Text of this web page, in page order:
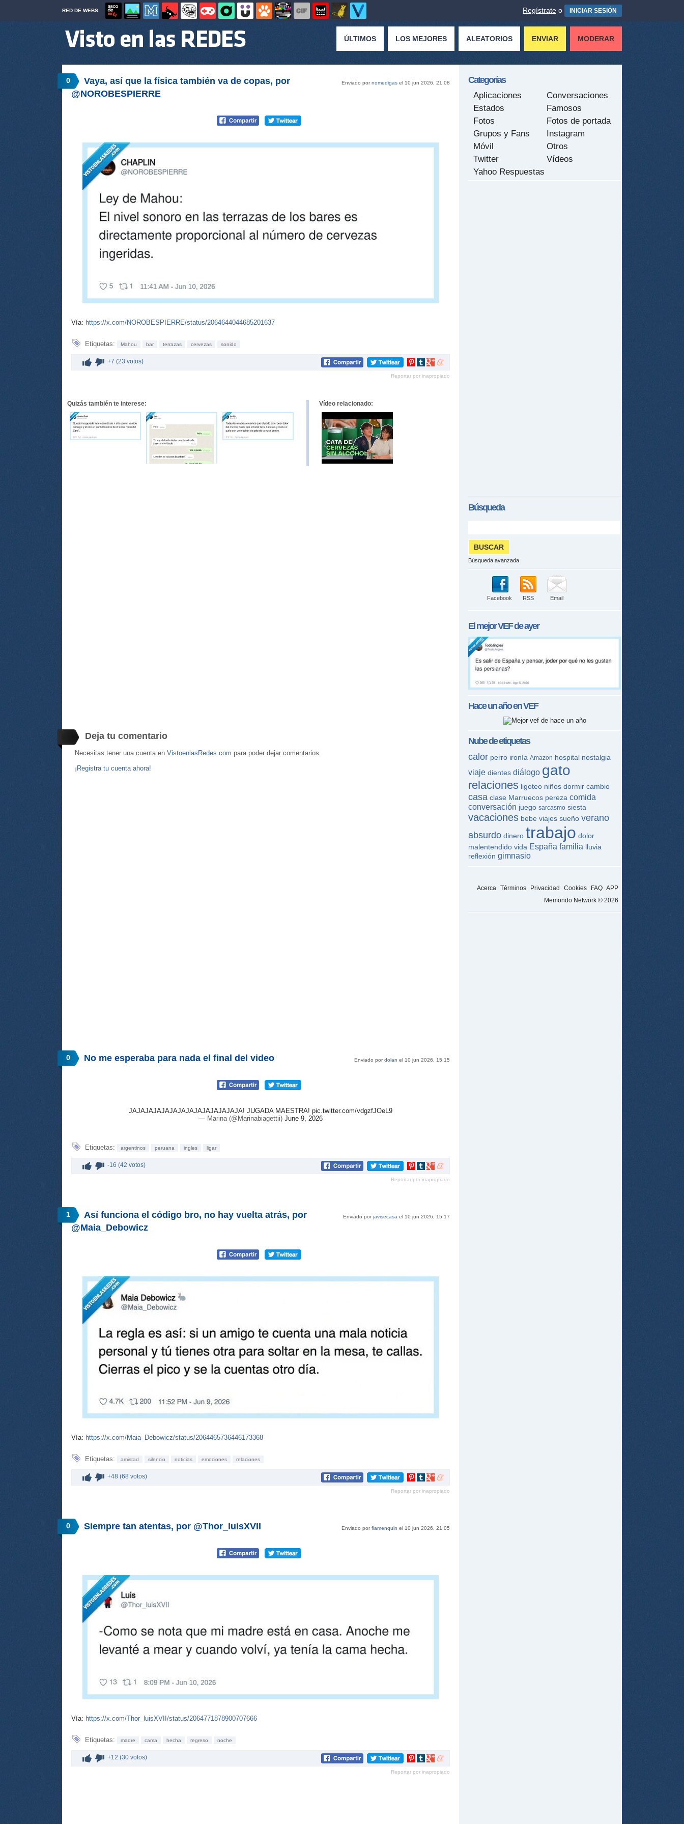
RED DE WEBS Regístrate o INICIAR SESIÓN
ÚLTIMOS LOS MEJORES ALEATORIOS ENVIAR MODERAR
0 Enviado pornomedigas el 10 jun 2026, 21:08
Vaya, así que la física también va de copas, por
@NOROBESPIERRE
Vía: https://x.com/NOROBESPIERRE/status/2064644044685201637
Etiquetas: Mahou bar terrazas cervezas sonido
+7 (23 votos)
Compartir
Pinterest
Compartir
tumblr
Compartir
Google+
Compartir
meneame
Reportar por inapropiado
Quizás también te interese: Vídeo relacionado:
Deja tu comentario
Necesitas tener una cuenta en VistoenlasRedes.com para poder dejar comentarios.
¡Registra tu cuenta ahora!
0 Enviado pordolan el 10 jun 2026, 15:15
No me esperaba para nada el final del video
JAJAJAJAJAJAJAJAJAJAJAJAJAJA! JUGADA MAESTRA! pic.twitter.com/vdgzfJOeL9
— Marina (@Marinabiagettii) June 9, 2026
Etiquetas: argentinos peruana ingles ligar
-16 (42 votos)
Compartir
Pinterest
Compartir
tumblr
Compartir
Google+
Compartir
meneame
Reportar por inapropiado
1 Enviado porjavisecasa el 10 jun 2026, 15:17
Así funciona el código bro, no hay vuelta atrás, por
@Maia_Debowicz
Vía: https://x.com/Maia_Debowicz/status/2064465736446173368
Etiquetas: amistad silencio noticias emociones relaciones
+48 (68 votos)
Compartir
Pinterest
Compartir
tumblr
Compartir
Google+
Compartir
meneame
Reportar por inapropiado
0 Enviado porflamenquin el 10 jun 2026, 21:05
Siempre tan atentas, por @Thor_luisXVII
Vía: https://x.com/Thor_luisXVII/status/2064771878900707666
Etiquetas: madre cama hecha regreso noche
+12 (30 votos)
Compartir
Pinterest
Compartir
tumblr
Compartir
Google+
Compartir
meneame
Reportar por inapropiado
Categorías
Aplicaciones
Conversaciones
Estados
Famosos
Fotos
Fotos de portada
Grupos y Fans
Instagram
Móvil
Otros
Twitter
Vídeos
Yahoo Respuestas
Búsqueda
Búsqueda avanzada
Facebook RSS Email
El mejorVEFde ayer
Hace un año enVEF
Nube de etiquetas
calor perro ironía Amazon hospital nostalgia
viaje dientes diálogo gato
relaciones ligoteo niños dormir cambio
casa clase Marruecos pereza comida
conversación juego sarcasmo siesta
vacaciones bebe viajes sueño verano
absurdo dinero trabajo dolor
malentendido vida España familia lluvia
reflexión gimnasio
Acerca Términos Privacidad Cookies FAQ APP
Memondo Network © 2026